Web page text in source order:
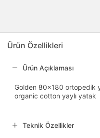
Ürün Özellikleri
Ürün Açıklaması
Golden 80x180 ortopedik
organic cotton yaylı yatak
Teknik Özellikler